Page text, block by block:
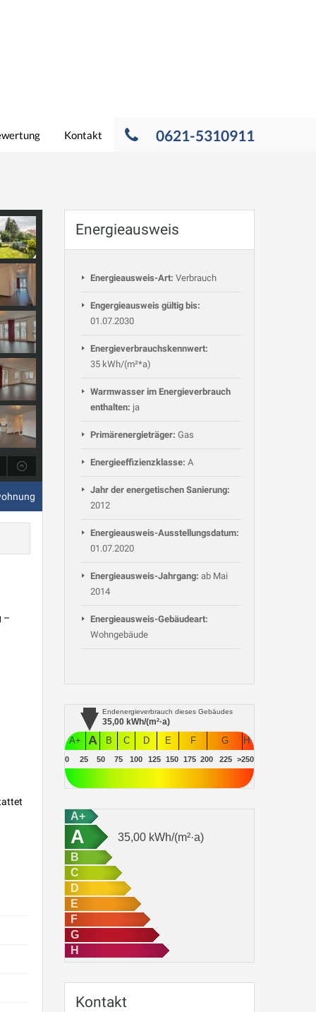
0621-5310911
Kontakt
–
Energieausweis
Energieausweis-Art: Verbrauch
Engergieausweis gültig bis:
01.07.2030
Energieverbrauchskennwert:
35 kWh/(m²*a)
Warmwasser im Energieverbrauch
enthalten: ja
Primärenergieträger: Gas
Energieeffizienzklasse: A
Jahr der energetischen Sanierung:
2012
Energieausweis-Ausstellungsdatum:
01.07.2020
Energieausweis-Jahrgang: ab Mai
2014
Energieausweis-Gebäudeart:
Wohngebäude
Endenergieverbrauchdieses Gebäudes
35,00 kWh/(m²·a)
A+
A B C D E F G H
0 25 50 75 100 125 150 175 200 225 >250
A+
A 35,00 kWh/(m²·a)
B
C
D
E
F
G
H
Kontakt